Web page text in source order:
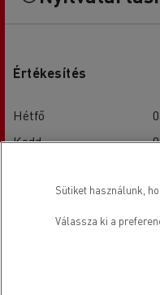
Értékesítés
Hétfő
Kedd
CsütörtökSütiket használunk,
Válassza ki a